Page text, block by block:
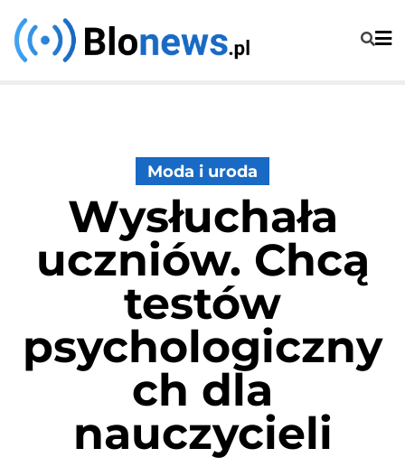
Skip
to
Moda i uroda
Wysłuchała
uczniów. Chcą
testów
psychologiczny
ch dla
nauczycieli